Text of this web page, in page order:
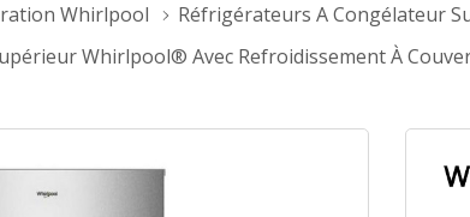
Whirlpool
Réfrigérateurs A Congélateur
Whirlpool® Avec Refroidissement À